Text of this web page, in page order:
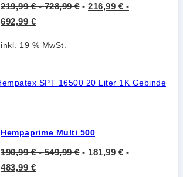
219,99€-728,99€- 216,99 € -
692,99 €
inkl. 19 % MwSt.
Hempaprime Multi 500
190,99€-549,99€- 181,99 € -
483,99 €